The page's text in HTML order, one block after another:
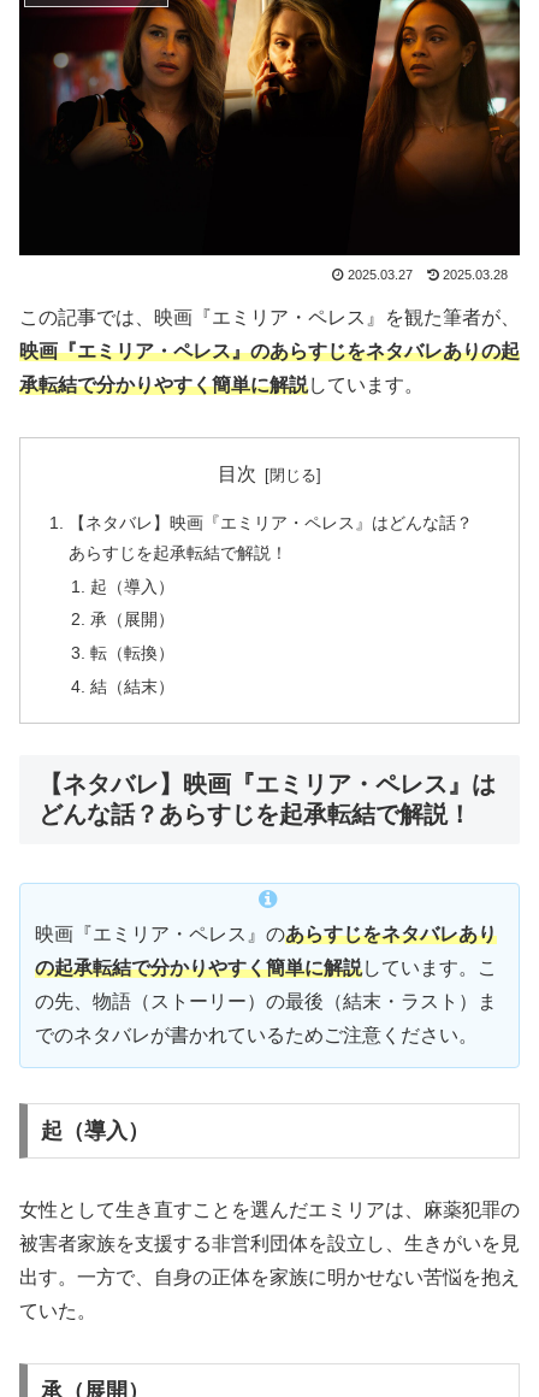
2025.03.27 2025.03.28
この記事では、映画『エミリア・ペレス』を観た筆者が、
映画『エミリア・ペレス』のあらすじをネタバレありの起
承転結で分かりやすく簡単に解説しています。
目次
【ネタバレ】映画『エミリア・ペレス』はどんな話？
あらすじを起承転結で解説！
起（導入）
承（展開）
転（転換）
結（結末）
【ネタバレ】映画『エミリア・ペレス』は
どんな話？あらすじを起承転結で解説！
映画『エミリア・ペレス』のあらすじをネタバレあり
の起承転結で分かりやすく簡単に解説しています。こ
の先、物語（ストーリー）の最後（結末・ラスト）ま
でのネタバレが書かれているためご注意ください。
起（導入）
女性として生き直すことを選んだエミリアは、麻薬犯罪の
被害者家族を支援する非営利団体を設立し、生きがいを見
出す。一方で、自身の正体を家族に明かせない苦悩を抱え
ていた。
承（展開）